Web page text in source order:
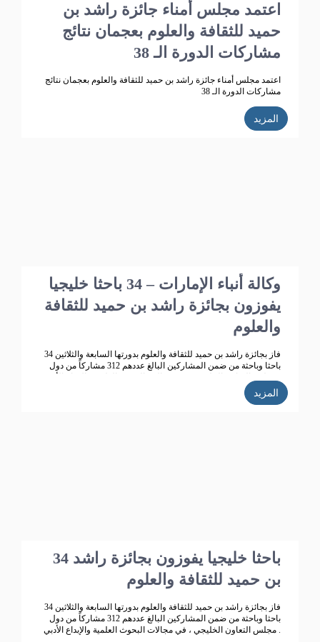
اعتمد مجلس أمناء جائزة راشد بن
حميد للثقافة والعلوم بعجمان نتائج
مشاركات الدورة الـ 38
اعتمد مجلس أمناء جائزة راشد بن حميد للثقافة والعلوم بعجمان نتائج
مشاركات الدورة الـ 38
المزيد
وكالة أنباء الإمارات – 34 باحثا خليجيا
يفوزون بجائزة راشد بن حميد للثقافة
والعلوم
فاز بجائزة راشد بن حميد للثقافة والعلوم بدورتها السابعة والثلاثين 34
باحثا وباحثة من ضمن المشاركين البالغ عددهم 312 مشاركاً من دول
المزيد
34 باحثا خليجيا يفوزون بجائزة راشد
بن حميد للثقافة والعلوم
فاز بجائزة راشد بن حميد للثقافة والعلوم بدورتها السابعة والثلاثين 34
باحثا وباحثة من ضمن المشاركين البالغ عددهم 312 مشاركاً من دول
مجلس التعاون الخليجي ، في مجالات البحوث العلمية والإبداع الأدبي .